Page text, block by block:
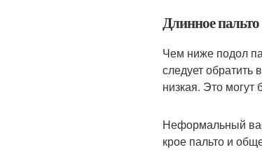
Длинное
Чем ниже подол
следует
низкая. Это могут
Неформальный
крое пальто и